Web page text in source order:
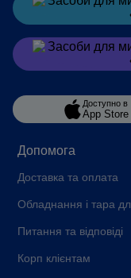
Допомога
Доставка та оплата
Обладнання і тара
Питання та відповіді
Корп клієнтам
Доступно в
App Store